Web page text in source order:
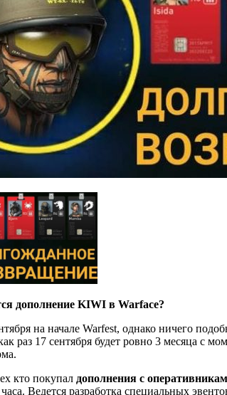
дополнение KIWI в Warface?
на начале Warfest, однако ничего
раз 17 сентября будет ровно 3 месяца с
кто покупал дополнения с
Ведется разработка специальных